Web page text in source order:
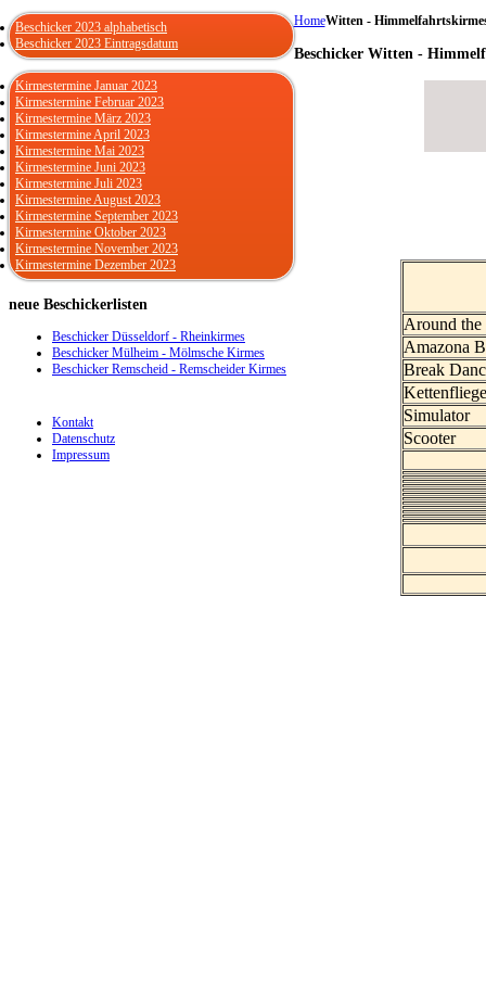
HomeWitten -
Beschicker Witten -
Around
Amazona
Break
Simulator
Scooter
Beschicker 2023 alphabetisch
Beschicker 2023 Eintragsdatum
Kirmestermine Januar 2023
Kirmestermine Februar 2023
Kirmestermine März 2023
Kirmestermine April 2023
Kirmestermine Mai 2023
Kirmestermine Juni 2023
Kirmestermine Juli 2023
Kirmestermine August 2023
Kirmestermine September 2023
Kirmestermine Oktober 2023
Kirmestermine November 2023
Kirmestermine Dezember 2023
neue Beschickerlisten
Beschicker Düsseldorf - Rheinkirmes
Beschicker Mülheim - Mölmsche Kirmes
Beschicker Remscheid - Remscheider Kirmes
Kontakt
Datenschutz
Impressum